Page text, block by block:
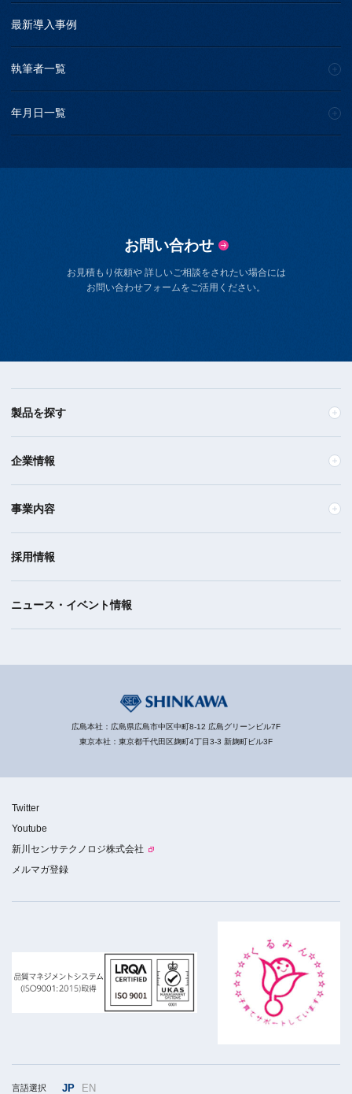
最新導入事例
執筆者一覧
年月日一覧
お問い合わせ
お見積もり依頼や 詳しいご相談をされたい場合には
お問い合わせフォームをご活用ください。
製品を探す
企業情報
事業内容
採用情報
ニュース・イベント情報
広島本社：広島県広島市中区中町8-12 広島グリーンビル7F
東京本社：東京都千代田区麹町4丁目3-3 新麹町ビル3F
Twitter
Youtube
新川センサテクノロジ株式会社
メルマガ登録
言語選択 JP EN